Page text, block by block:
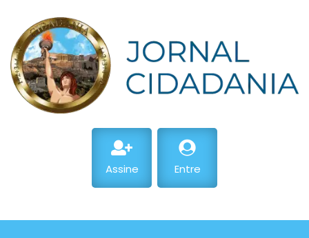
Assine Entre